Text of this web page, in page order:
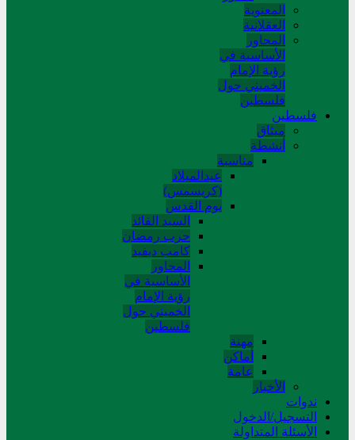
المعنوية
العقلانية
المحاور
الأساسیة في
رؤیة الإمام
الخمیني حول
فلسطین
فلسطین
میثاق
أنشطة
مناسبة
عیدالمیلاد
(کریسمس)
یوم القدس
السید القائد
حرب رمضان
کامب دیفید
المحاور
الأساسية في
رؤية الإمام
الخميني حول
فلسطین
مهنة
أماکن
عامة
الأخبار
ندوات
التسجیل/الدخول
الأسئلة المتداولة